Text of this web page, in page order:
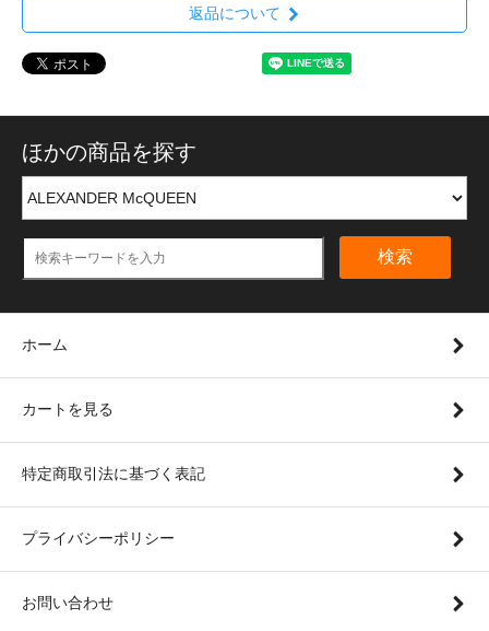
返品について
ほかの商品を探す
検索
ホーム
カートを見る
特定商取引法に基づく表記
プライバシーポリシー
お問い合わせ